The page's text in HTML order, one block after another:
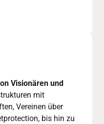
Visionären und
mit
Vereinen über
bis hin zu